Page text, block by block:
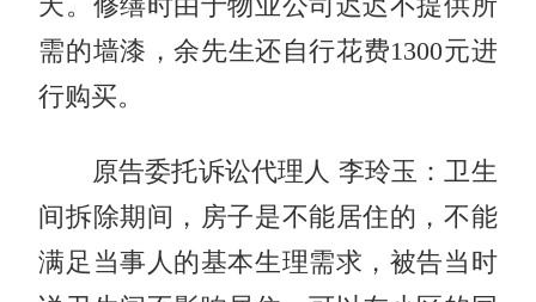
需的墙漆，余先生还自行花费1300元进
行购买。
原告委托诉讼代理人 李玲玉：卫生
间拆除期间，房子是不能居住的，不能
满足当事人的基本生理需求，被告当时